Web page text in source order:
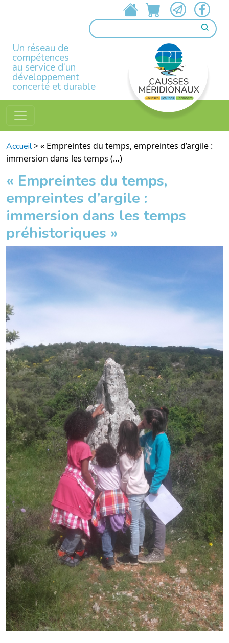
Un réseau de
compétences
au service d’un
développement
concerté et durable
Accueil>« Empreintes du temps, empreintes d’argile :
immersion dans les temps (…)
« Empreintes du temps,
empreintes d’argile :
immersion dans les temps
préhistoriques »